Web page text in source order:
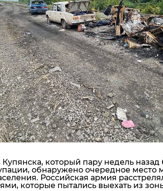
Купянска, который пару недель
обнаружено очередное место
Российская армия
которые пытались выехать из